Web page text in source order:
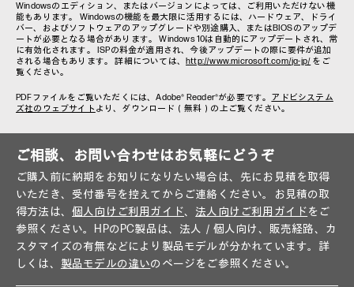
Windowsのエディション、またはバージョンによっては、ご利用いただけない機
能もあります。 Windowsの機能を最大限に活用するには、ハードウェア、ドライ
バー、およびソフトウェアのアップグレードや別途購入、またはBIOSのアップデ
ートが必要となる場合があります。 Windows 10は自動的にアップデートされ、常
に有効化されます。 ISPの料金が適用され、今後アップデートの際に要件が追加
される場合もあります。 詳細については、 http://www.microsoft.com/ja-jp/ をご
覧ください。
PDFファイルをご覧いただくには、Adobe® Reader®が必要です。 アドビシステム
ズ社のウェブサイト より、ダウンロード（無料）の上ご覧ください。
ご相談、お問い合わせはお気軽にどうぞ
ご購入前に納期をお知りになりたい場合は、先にお見積を取得
いただき、受付番号を控えてからご連絡ください。お見積の取
得方法は、 個人向けご利用ガイド、 法人向けご利用ガイドをご
参照ください。HPのPC製品は、法人／個人向け、販売経路、カ
スタマイズの有無などにより製品モデルが分かれています。詳
しくは、 製品モデルの違いのページをご参照ください。